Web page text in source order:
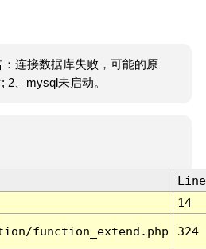
连接数据库失败，可能的原
2、mysql未启动。
Line
14
function_extend.php 324